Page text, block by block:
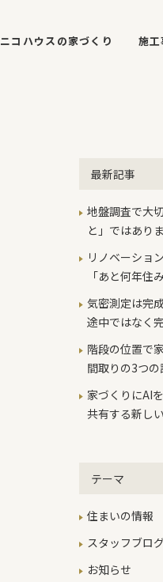
ニコハウスの家づくり 施工
最新記事
地盤調査で大
と」ではあり
本当の判断基準
リノベーショ
「あと何年住
気密測定は完
途中ではなく
階段の位置で
間取りの3つ
家づくりにAI
共有する新し
テーマ
住まいの情報
スタッフブロ
お知らせ